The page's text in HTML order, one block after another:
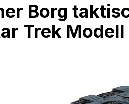
Borg
Trek Modell